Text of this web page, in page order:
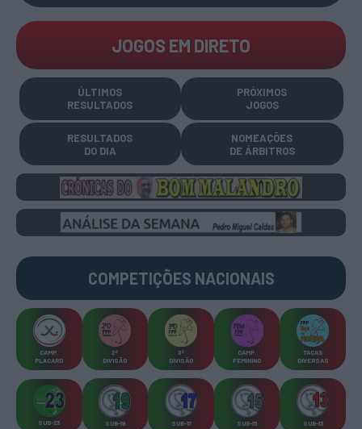
JOGOS EM DIRETO
ÚLTIMOS
RESULTADOS
PRÓXIMOS
JOGOS
RESULTADOS
DO DIA
NOMEAÇÕES
DE ÁRBITROS
COMPETIÇÕES NACIONAIS
CAMP
PLACARD
2ª
DIVISÃO
3ª
DIVISÃO
CAMP
FEMININO
TAÇAS
DIVERSAS
SUB-23 SUB-19 SUB-17 SUB-15 SUB-13